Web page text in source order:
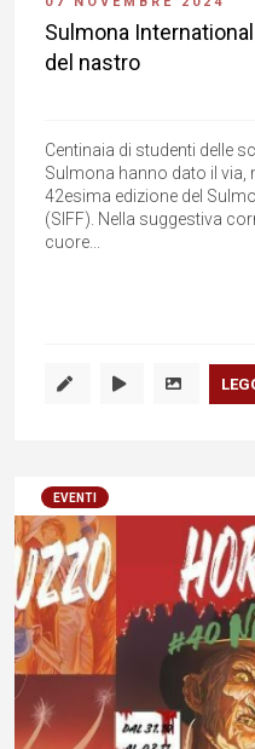
Sulmona
del nastro
Centinaia di studenti delle
Sulmona hanno dato il via,
42esima edizione del
(SIFF). Nella suggestiva
cuore...
EVENTI